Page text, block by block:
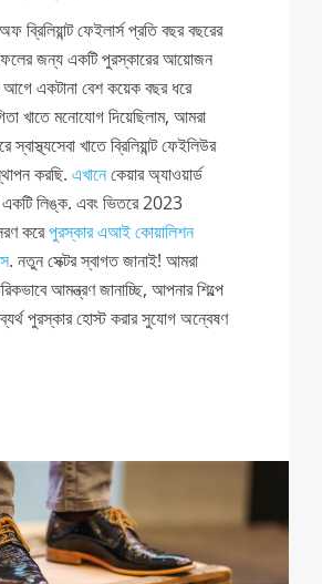
ব্রিলিয়ান্ট ফেইলার্স প্রতি বছর বছরের
ফেলের জন্য একটি পুরস্কারের আয়োজন
একটানা বেশ কয়েক বছর ধরে
খাতে মনোযোগ দিয়েছিলাম, আমরা
খাতে ব্রিলিয়ান্ট ফেইলিউর
করছি. এখানেকেয়ার অ্যাওয়ার্ড
একটি লিঙ্ক. এবং ভিতরে 2023
করেপুরস্কার এআই কোয়ালিশন
. নতুন সেক্টর স্বাগত জানাই! আমরা
আমন্ত্রণ জানাচ্ছি, আপনার শিল্পে
ব্যর্থ পুরস্কার হোস্ট করার সুযোগ অন্বেষণ